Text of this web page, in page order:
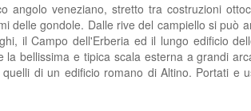
angolo veneziano, stretto tra costruzioni
delle gondole. Dalle rive del campiello si può
il Campo dell'Erberia ed il lungo edificio
la bellissima e tipica scala esterna a grandi
di un edificio romano di Altino. Portati